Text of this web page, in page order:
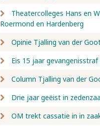
Theatercolleges Hans en
Roermond en Hardenberg
Opinie Tjalling van der
Eis 15 jaar
Column Tjalling van der
Drie jaar geëist in
OM trekt cassatie in in